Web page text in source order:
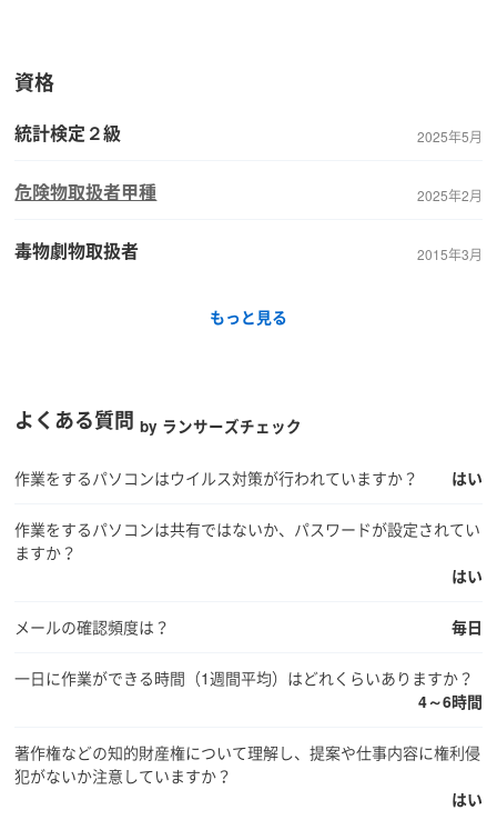
資格
統計検定２級 2025年5月
危険物取扱者甲種 2025年2月
毒物劇物取扱者 2015年3月
もっと見る
よくある質問by ランサーズチェック
作業をするパソコンはウイルス対策が行われていますか？ はい
作業をするパソコンは共有ではないか、パスワードが設定されてい
ますか？
はい
メールの確認頻度は？ 毎日
一日に作業ができる時間（1週間平均）はどれくらいありますか？
4～6時間
著作権などの知的財産権について理解し、提案や仕事内容に権利侵
犯がないか注意していますか？
はい